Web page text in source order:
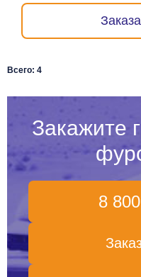
Всего: 4
Закажите
8